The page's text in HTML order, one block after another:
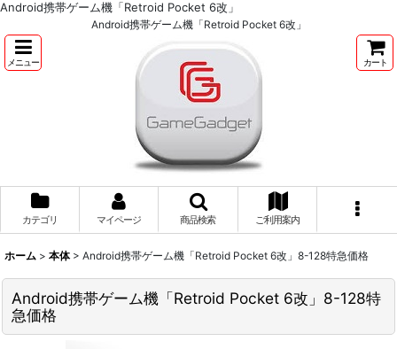
Android携帯ゲーム機「Retroid Pocket 6改」
Android携帯ゲーム機「Retroid Pocket 6改」
メニュー カート
カテゴリ マイページ 商品検索 ご利用案内
ホーム > 本体 > Android携帯ゲーム機「Retroid Pocket 6改」8-128特急価格
Android携帯ゲーム機「Retroid Pocket 6改」8-128特
急価格